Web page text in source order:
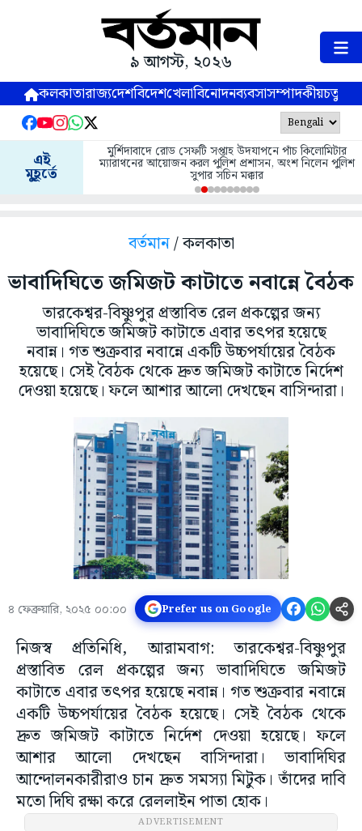
৯ আগস্ট, ২০২৬
কলকাতারাজ্যদেশবিদেশখেলাবিনোদনব্যবসাসম্পাদকীয়
এই
মুহূর্তে
মুর্শিদাবাদে রোড সেফটি সপ্তাহ উদযাপনে পাঁচ কিলোমিটার
ম্যারাথনের আয়োজন করল পুলিশ প্রশাসন, অংশ নিলেন পুলিশ
সুপার সচিন মক্কার
বর্তমান/ কলকাতা
ভাবাদিঘিতে জমিজট কাটাতে নবান্নে বৈঠক
তারকেশ্বর-বিষ্ণুপুর প্রস্তাবিত রেল প্রকল্পের জন্য
ভাবাদিঘিতে জমিজট কাটাতে এবার তৎপর হয়েছে
নবান্ন। গত শুক্রবার নবান্নে একটি উচ্চপর্যায়ের বৈঠক
হয়েছে। সেই বৈঠক থেকে দ্রুত জমিজট কাটাতে নির্দেশ
দেওয়া হয়েছে। ফলে আশার আলো দেখছেন বাসিন্দারা।
৪ ফেব্রুয়ারি, ২০২৫ ০০:০০ Prefer us on Google
নিজস্ব প্রতিনিধি, আরামবাগ: তারকেশ্বর-বিষ্ণুপুর
প্রস্তাবিত রেল প্রকল্পের জন্য ভাবাদিঘিতে জমিজট
কাটাতে এবার তৎপর হয়েছে নবান্ন। গত শুক্রবার নবান্নে
একটি উচ্চপর্যায়ের বৈঠক হয়েছে। সেই বৈঠক থেকে
দ্রুত জমিজট কাটাতে নির্দেশ দেওয়া হয়েছে। ফলে
আশার আলো দেখছেন বাসিন্দারা। ভাবাদিঘির
আন্দোলনকারীরাও চান দ্রুত সমস্যা মিটুক। তাঁদের দাবি
মতো দিঘি রক্ষা করে রেললাইন পাতা হোক।
ADVERTISEMENT